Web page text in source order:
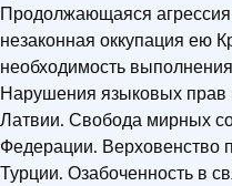
Продолжающаяся
незаконная оккупация ею
необходимость
Нарушения языковых
Латвии. Свобода мирных
Федерации. Верховенство
Турции. Озабоченность в